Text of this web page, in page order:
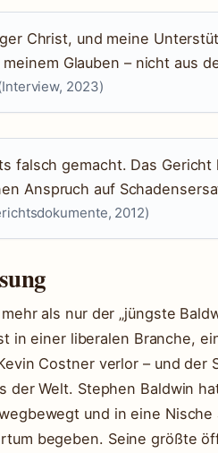
Christ, und meine
Glauben – nicht aus
2023)
falsch gemacht. Das
Anspruch auf
2012)
als nur der „jüngste
in einer liberalen Branche,
Costner verlor – und der
der Welt. Stephen Baldwin
und in eine Nische
begeben. Seine größte